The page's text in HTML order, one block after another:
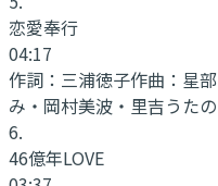
恋愛奉行
04:17
作詞： 三浦徳子作曲： 星
み・岡村美波・里吉うたの
6.
46億年LOVE